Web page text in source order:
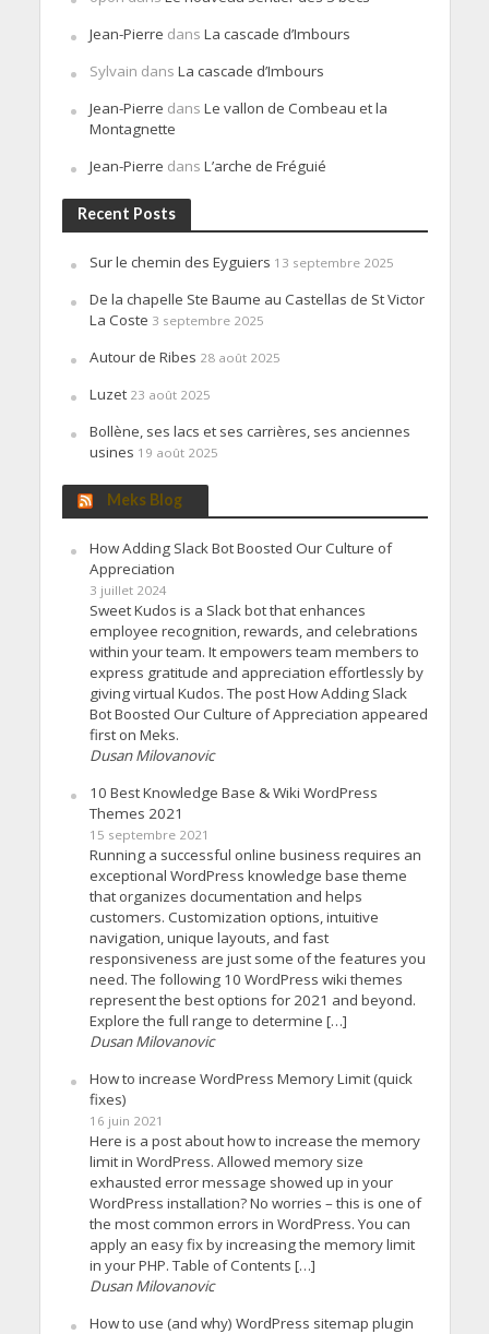
Jean-Pierre dans La cascade d’Imbours
Sylvain dans La cascade d’Imbours
Jean-Pierre dans Le vallon de Combeau et la
Montagnette
Jean-Pierre dans L’arche de Fréguié
Recent Posts
Sur le chemin des Eyguiers 13 septembre 2025
De la chapelle Ste Baume au Castellas de St Victor
La Coste 3 septembre 2025
Autour de Ribes 28 août 2025
Luzet 23 août 2025
Bollène, ses lacs et ses carrières, ses anciennes
usines 19 août 2025
Meks Blog
How Adding Slack Bot Boosted Our Culture of
Appreciation
3 juillet 2024
Sweet Kudos is a Slack bot that enhances
employee recognition, rewards, and celebrations
within your team. It empowers team members to
express gratitude and appreciation effortlessly by
giving virtual Kudos. The post How Adding Slack
Bot Boosted Our Culture of Appreciation appeared
first on Meks.
Dusan Milovanovic
10 Best Knowledge Base & Wiki WordPress
Themes 2021
15 septembre 2021
Running a successful online business requires an
exceptional WordPress knowledge base theme
that organizes documentation and helps
customers. Customization options, intuitive
navigation, unique layouts, and fast
responsiveness are just some of the features you
need. The following 10 WordPress wiki themes
represent the best options for 2021 and beyond.
Explore the full range to determine […]
Dusan Milovanovic
How to increase WordPress Memory Limit (quick
fixes)
16 juin 2021
Here is a post about how to increase the memory
limit in WordPress. Allowed memory size
exhausted error message showed up in your
WordPress installation? No worries – this is one of
the most common errors in WordPress. You can
apply an easy fix by increasing the memory limit
in your PHP. Table of Contents […]
Dusan Milovanovic
How to use (and why) WordPress sitemap plugin